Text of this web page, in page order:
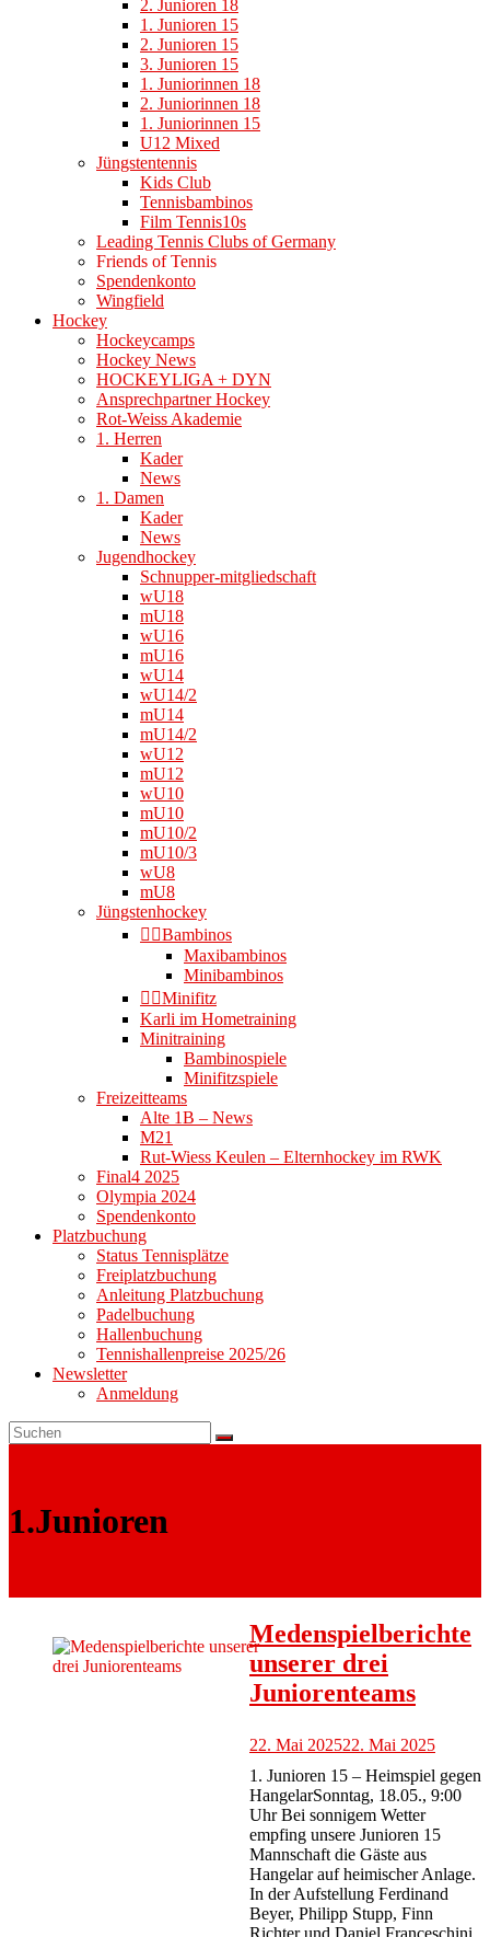
2. Junioren 18
1. Junioren 15
2. Junioren 15
3. Junioren 15
1. Juniorinnen 18
2. Juniorinnen 18
1. Juniorinnen 15
U12 Mixed
Jüngstentennis
Kids Club
Tennisbambinos
Film Tennis10s
Leading Tennis Clubs of Germany
Friends of Tennis
Spendenkonto
Wingfield
Hockey
Hockeycamps
Hockey News
HOCKEYLIGA + DYN
Ansprechpartner Hockey
Rot-Weiss Akademie
1. Herren
Kader
News
1. Damen
Kader
News
Jugendhockey
Schnupper-mitgliedschaft
wU18
mU18
wU16
mU16
wU14
wU14/2
mU14
mU14/2
wU12
mU12
wU10
mU10
mU10/2
mU10/3
wU8
mU8
Jüngstenhockey
👉🏻Bambinos
Maxibambinos
Minibambinos
👉🏻Minifitz
Karli im Hometraining
Minitraining
Bambinospiele
Minifitzspiele
Freizeitteams
Alte 1B – News
M21
Rut-Wiess Keulen – Elternhockey im RWK
Final4 2025
Olympia 2024
Spendenkonto
Platzbuchung
Status Tennisplätze
Freiplatzbuchung
Anleitung Platzbuchung
Padelbuchung
Hallenbuchung
Tennishallenpreise 2025/26
Newsletter
Anmeldung
1.Junioren
Medenspielberichte
unserer drei
Juniorenteams
22. Mai 202522. Mai 2025
1. Junioren 15 – Heimspiel gegen
HangelarSonntag, 18.05., 9:00
Uhr Bei sonnigem Wetter
empfing unsere Junioren 15
Mannschaft die Gäste aus
Hangelar auf heimischer Anlage.
In der Aufstellung Ferdinand
Beyer, Philipp Stupp, Finn